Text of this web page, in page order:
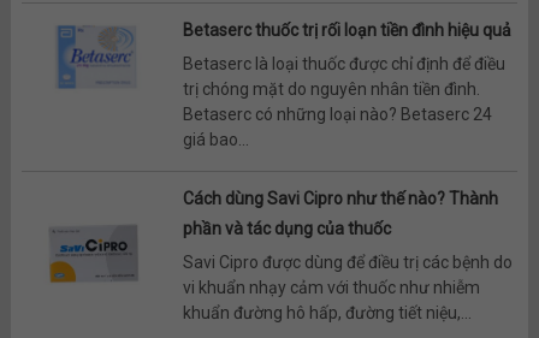
Betaserc thuốc trị rối loạn tiền đình hiệu quả
Betaserc là loại thuốc được chỉ định để điều
trị chóng mặt do nguyên nhân tiền đình.
Betaserc có những loại nào? Betaserc 24
giá bao...
Cách dùng Savi Cipro như thế nào? Thành
phần và tác dụng của thuốc
Savi Cipro được dùng để điều trị các bệnh do
vi khuẩn nhạy cảm với thuốc như nhiễm
khuẩn đường hô hấp, đường tiết niệu,...